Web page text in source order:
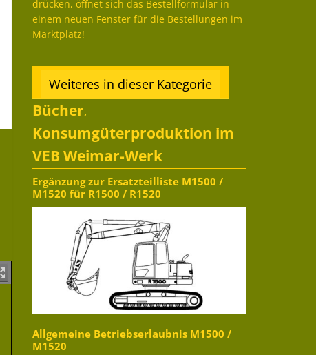
drücken, öffnet sich das Bestellformular in
einem neuen Fenster für die Bestellungen im
Marktplatz!
Weiteres in dieser Kategorie
Bücher,
Konsumgüterproduktion im
VEB Weimar-Werk
Ergänzung zur Ersatzteilliste M1500 /
M1520 für R1500 / R1520
Allgemeine Betriebserlaubnis M1500 /
M1520